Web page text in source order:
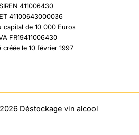
411006430
41100643000036
capital de 10 000 Euros
FR19411006430
créée le 10 février 1997
Déstockage vin alcool